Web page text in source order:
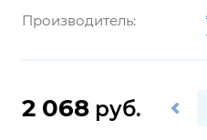
Производитель:
2 068 руб.